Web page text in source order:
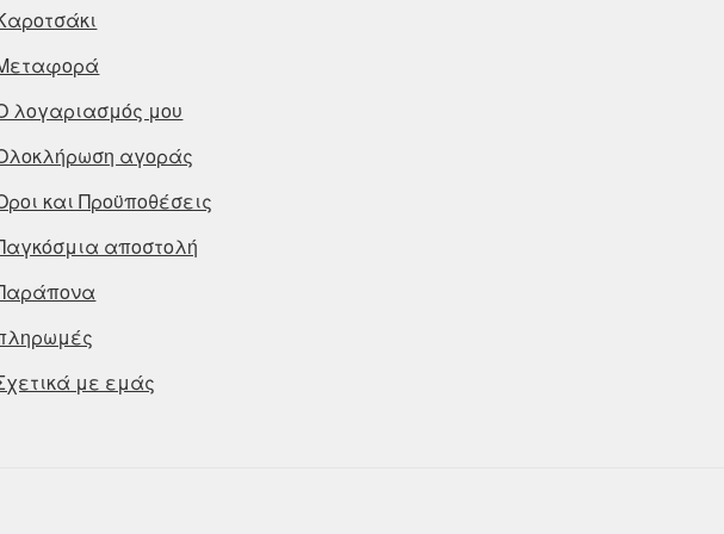
λογαριασμός μου
αγοράς
και Προϋποθέσεις
αποστολή
με εμάς